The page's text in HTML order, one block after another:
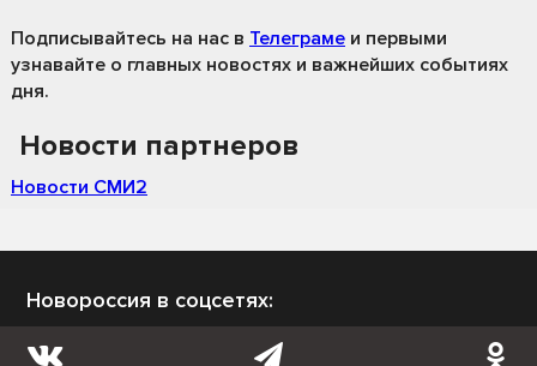
Подписывайтесь на нас в Телеграме и первыми
узнавайте о главных новостях и важнейших событиях
дня.
Новости партнеров
Новости СМИ2
Новороссия в соцсетях: